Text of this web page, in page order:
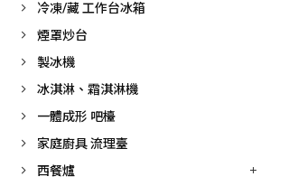
冷凍/藏 工作台冰箱
煙罩炒台
製冰機
冰淇淋、霜淇淋機
一體成形 吧檯
家庭廚具 流理臺
西餐爐